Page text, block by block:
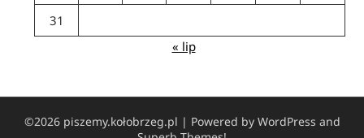
31
« lip
©2026 piszemy.kołobrzeg.pl | Powered by WordPress and